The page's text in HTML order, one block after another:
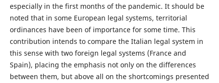
especially in the first months of the pandemic. It should be
noted that in some European legal systems, territorial
ordinances have been of importance for some time. This
contribution intends to compare the Italian legal system in
this sense with two foreign legal systems (France and
Spain), placing the emphasis not only on the differences
between them, but above all on the shortcomings presented